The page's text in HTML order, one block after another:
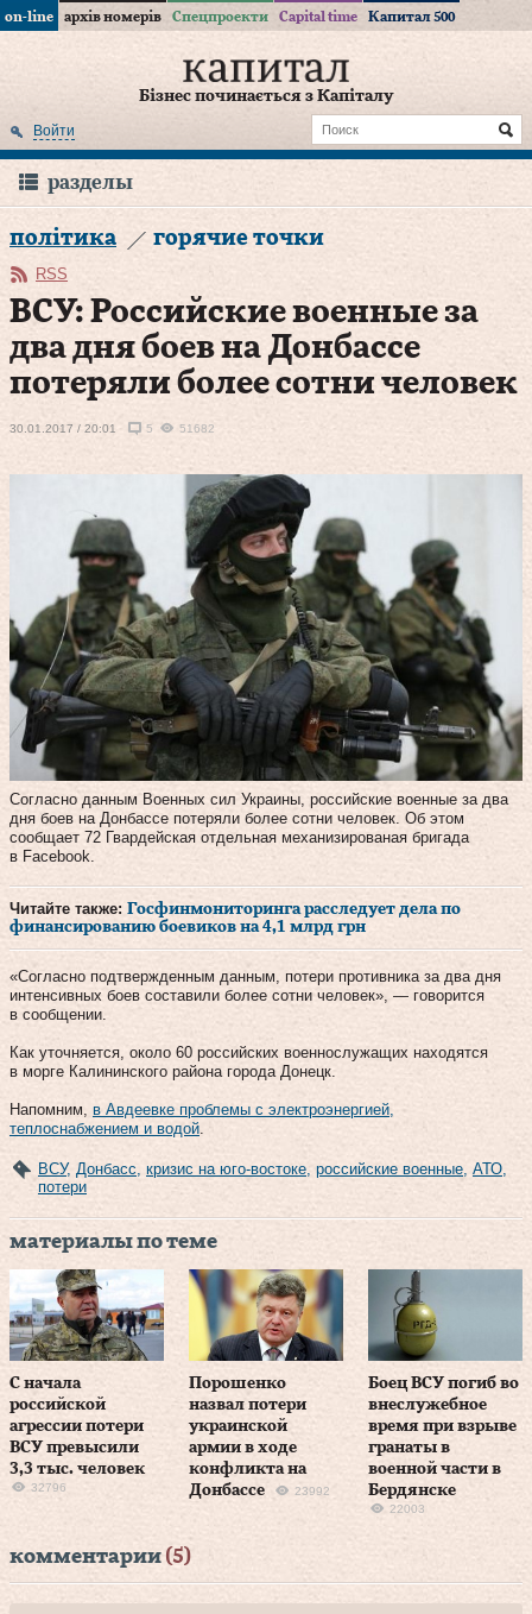
on-line архів номерів Спецпроекти Capital time Капитал 500
Бізнес починається з Капіталу
Войти
разделы
політика горячие точки
RSS
ВСУ: Российские военные за
два дня боев на Донбассе
потеряли более сотни человек
30.01.2017 / 20:01 5 51682
Согласно данным Военных сил Украины, российские военные за два
дня боев на Донбассе потеряли более сотни человек. Об этом
сообщает 72 Гвардейская отдельная механизированая бригада
в Facebook.
Читайте также: Госфинмониторинга расследует дела по
финансированию боевиков на 4,1 млрд грн
«Согласно подтвержденным данным, потери противника за два дня
интенсивных боев составили более сотни человек», — говорится
в сообщении.
Как уточняется, около 60 российских военнослужащих находятся
в морге Калининского района города Донецк.
Напомним, в Авдеевке проблемы с электроэнергией,
теплоснабжением и водой
ВСУ, Донбасс кризис на юго-востоке российские военные АТО
потери
материалы по теме
С начала
российской
агрессии потери
ВСУ превысили
3,3 тыс. человек
32796
Порошенко
назвал потери
украинской
армии в ходе
конфликта на
Донбассе
23992
Боец ВСУ погиб во
внеслужебное
время при взрыве
гранаты в
военной части в
Бердянске
22003
комментарии (5)